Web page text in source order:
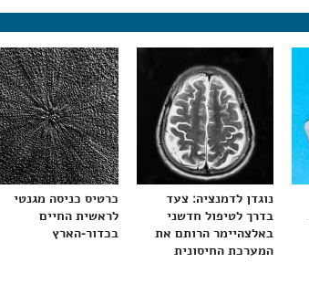
נוגדן לדמנציה: צעד
בדרך לטיפול חדשני
באלצהיימר הרותם את
המערכת החיסונית
כרטיס כניסה מגנטי
לראשית החיים
בכדור-הארץ